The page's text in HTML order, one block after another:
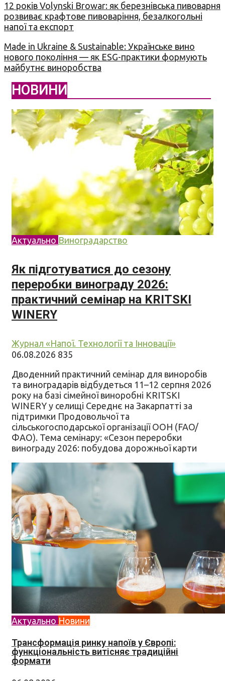
12 років Volynski Browar: як березнівська пивоварня
розвиває крафтове пивоваріння, безалкогольні
напої та експорт
Made in Ukraine & Sustainable: Українське вино
нового покоління — як ESG-практики формують
майбутнє виноробства
НОВИНИ
Актуально Виноградарство
Як підготуватися до сезону
переробки винограду 2026:
практичний семінар на KRITSKI
WINERY
Журнал «Напої. Технології та Інновації»
06.08.2026 835
Дводенний практичний семінар для виноробів
та виноградарів відбудеться 11–12 серпня 2026
року на базі сімейної виноробні KRITSKI
WINERY у селищі Середнє на Закарпатті за
підтримки Продовольчої та
сільськогосподарської організації ООН (FAO/
ФАО). Тема семінару: «Сезон переробки
винограду 2026: побудова дорожньої карти
Актуально Новини
Трансформація ринку напоїв у Європі:
функціональність витісняє традиційні
формати